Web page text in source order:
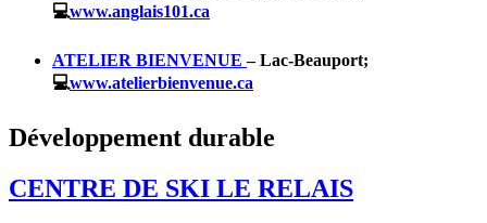
💻www.anglais101.ca
ATELIER BIENVENUE– Lac-Beauport;
💻www.atelierbienvenue.ca
Développement durable
CENTRE DE SKI LE RELAIS